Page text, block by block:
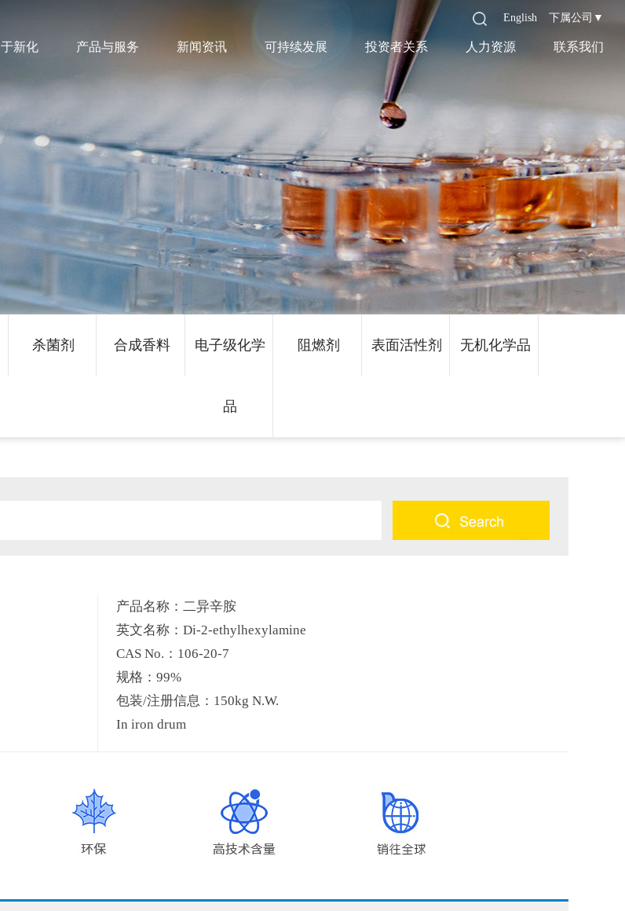
下属公司▼
English
新化 产品与服务 新闻资讯 可持续发展 投资者关系 人力资源 联系我们
杀菌剂 合成香料 电子级化学
品
阻燃剂 表面活性剂 无机化学品
产品名称：二异辛胺
英文名称：Di-2-ethylhexylamine
CAS No.：106-20-7
规格：99%
包装/注册信息：150kg N.W.
In iron drum